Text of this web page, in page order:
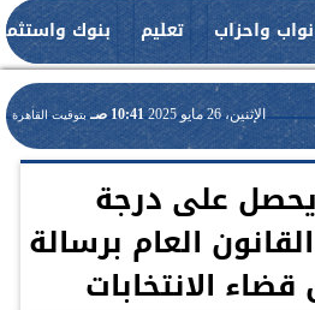
نواب واحزاب تعليم بنوك
الإثنين، 26 مايو 2025 10:41 صـ بتوقيت القاهرة
على درجة
العام برسالة
الانتخابات